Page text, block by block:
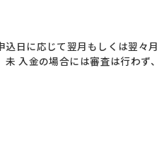
日に応じて翌月もしくは翌
入金の場合には審査は行わず